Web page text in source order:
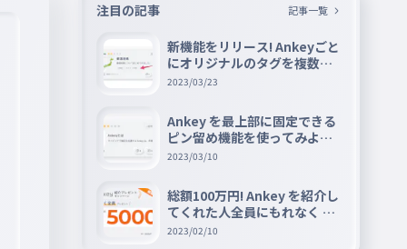
注目の記事 記事一覧
新機能をリリース! Ankeyごと
にオリジナルのタグを複数設
定できる『タグ機能』を紹介
2023/03/23
Ankey を最上部に固定できる
ピン留め機能を使ってみよう
📌
2023/03/10
総額100万円! Ankey を紹介し
てくれた人全員にもれなく A
mazon ギフト券 5000 円分を
2023/02/10